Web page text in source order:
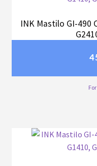
INK Mastilo GI-490